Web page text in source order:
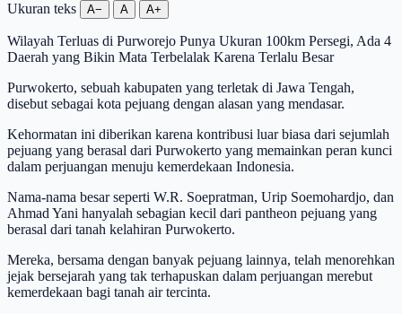
Ukuran teks A− A A+
Wilayah Terluas di Purworejo Punya Ukuran 100km Persegi, Ada 4
Daerah yang Bikin Mata Terbelalak Karena Terlalu Besar
Purwokerto, sebuah kabupaten yang terletak di Jawa Tengah,
disebut sebagai kota pejuang dengan alasan yang mendasar.
Kehormatan ini diberikan karena kontribusi luar biasa dari sejumlah
pejuang yang berasal dari Purwokerto yang memainkan peran kunci
dalam perjuangan menuju kemerdekaan Indonesia.
Nama-nama besar seperti W.R. Soepratman, Urip Soemohardjo, dan
Ahmad Yani hanyalah sebagian kecil dari pantheon pejuang yang
berasal dari tanah kelahiran Purwokerto.
Mereka, bersama dengan banyak pejuang lainnya, telah menorehkan
jejak bersejarah yang tak terhapuskan dalam perjuangan merebut
kemerdekaan bagi tanah air tercinta.